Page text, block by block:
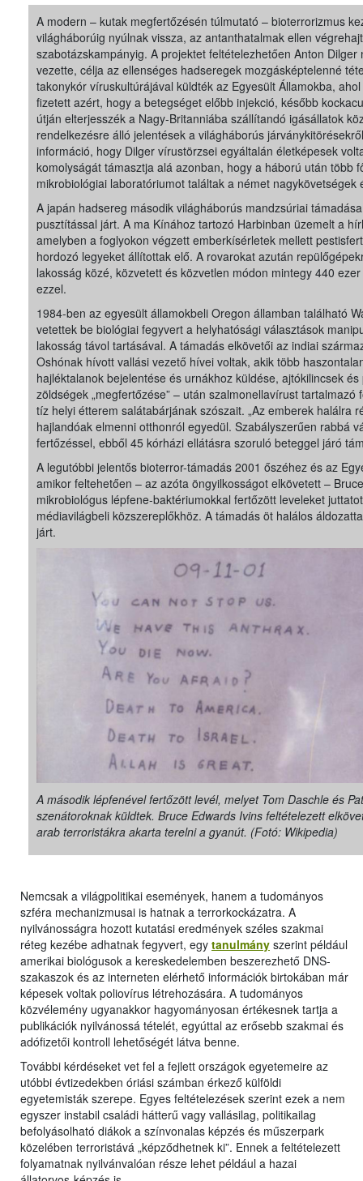
A modern – kutak megfertőzésén túlmutató – bioterrorizmus
világháborúig nyúlnak vissza, az antanthatalmak ellen
szabotázskampányig. A projektet feltételezhetően Anton
vezette, célja az ellenséges hadseregek mozgásképtelenné
takonykór víruskultúrájával küldték az Egyesült Államokba,
fizetett azért, hogy a betegséget előbb injekció, később
útján elterjesszék a Nagy-Britanniába szállítandó igásállatok
rendelkezésre álló jelentések a világháborús
információ, hogy Dilger vírustörzsei egyáltalán életképesek
komolyságát támasztja alá azonban, hogy a háború után több
mikrobiológiai laboratóriumot találtak a német nagykövetségek
A japán hadsereg második világháborús mandzsúriai
pusztítással járt. A ma Kínához tartozó Harbinban üzemelt a
amelyben a foglyokon végzett emberkísérletek mellett
hordozó legyeket állítottak elő. A rovarokat azután
lakosság közé, közvetett és közvetlen módon mintegy 440
ezzel.
1984-ben az egyesült államokbeli Oregon államban található
vetettek be biológiai fegyvert a helyhatósági választások
lakosság távol tartásával. A támadás elkövetői az indiai
Oshónak hívott vallási vezető hívei voltak, akik több
hajléktalanok bejelentése és urnákhoz küldése, ajtókilincsek
zöldségek „megfertőzése” – után szalmonellavírust tartalmazó
tíz helyi étterem salátabárjának szószait. „Az emberek halálra
hajlandóak elmenni otthonról egyedül. Szabályszerűen rabbá
fertőzéssel, ebből 45 kórházi ellátásra szoruló beteggel járó
A legutóbbi jelentős bioterror-támadás 2001 őszéhez és az
amikor feltehetően – az azóta öngyilkosságot elkövetett –
mikrobiológus lépfene-baktériumokkal fertőzött leveleket
médiavilágbeli közszereplőkhöz. A támadás öt halálos
járt.
A második lépfenével fertőzött levél, melyet Tom Daschle és
szenátoroknak küldtek. Bruce Edwards Ivins feltételezett
arab terroristákra akarta terelni a gyanút. (Fotó: Wikipedia)
Nemcsak a világpolitikai események, hanem a tudományos
szféra mechanizmusai is hatnak a terrorkockázatra. A
nyilvánosságra hozott kutatási eredmények széles szakmai
réteg kezébe adhatnak fegyvert, egy tanulmány szerint például
amerikai biológusok a kereskedelemben beszerezhető DNS-
szakaszok és az interneten elérhető információk birtokában már
képesek voltak poliovírus létrehozására. A tudományos
közvélemény ugyanakkor hagyományosan értékesnek tartja a
publikációk nyilvánossá tételét, egyúttal az erősebb szakmai és
adófizetői kontroll lehetőségét látva benne.
További kérdéseket vet fel a fejlett országok egyetemeire az
utóbbi évtizedekben óriási számban érkező külföldi
egyetemisták szerepe. Egyes feltételezések szerint ezek a nem
egyszer instabil családi hátterű vagy vallásilag, politikailag
befolyásolható diákok a színvonalas képzés és műszerpark
közelében terroristává „képződhetnek ki”. Ennek a feltételezett
folyamatnak nyilvánvalóan része lehet például a hazai